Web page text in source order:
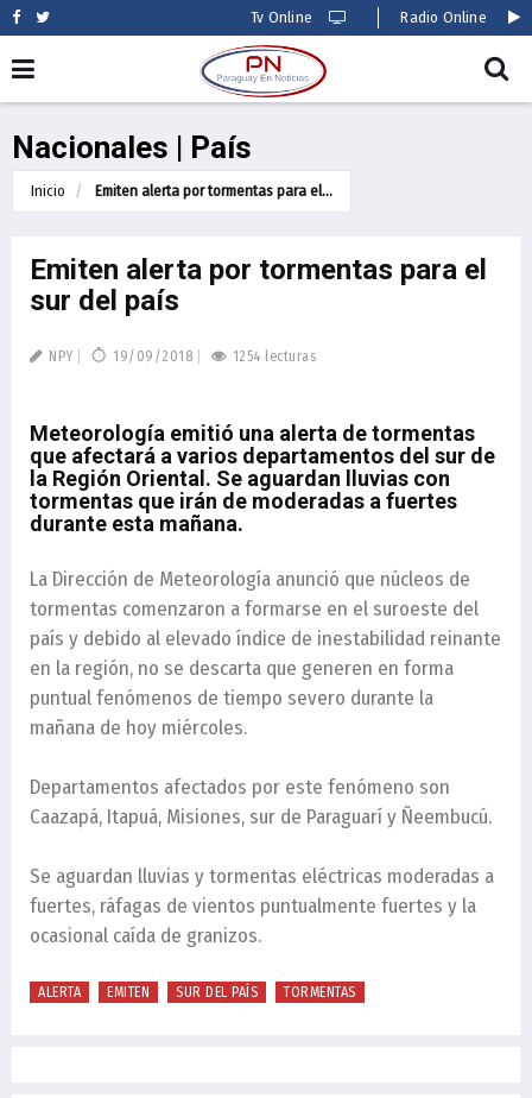
Tv Online Radio Online
Nacionales | País
Inicio Emiten alerta por tormentas para el...
Emiten alerta por tormentas para el
sur del país
NPY 19/09/2018 1254 lecturas
Meteorología emitió una alerta de tormentas
que afectará a varios departamentos del sur de
la Región Oriental. Se aguardan lluvias con
tormentas que irán de moderadas a fuertes
durante esta mañana.
La Dirección de Meteorología anunció que núcleos de
tormentas comenzaron a formarse en el suroeste del
país y debido al elevado índice de inestabilidad reinante
en la región, no se descarta que generen en forma
puntual fenómenos de tiempo severo durante la
mañana de hoy miércoles.
Departamentos afectados por este fenómeno son
Caazapá, Itapuá, Misiones, sur de Paraguarí y Ñeembucú.
Se aguardan lluvias y tormentas eléctricas moderadas a
fuertes, ráfagas de vientos puntualmente fuertes y la
ocasional caída de granizos.
ALERTA EMITEN SUR DEL PAÍS TORMENTAS